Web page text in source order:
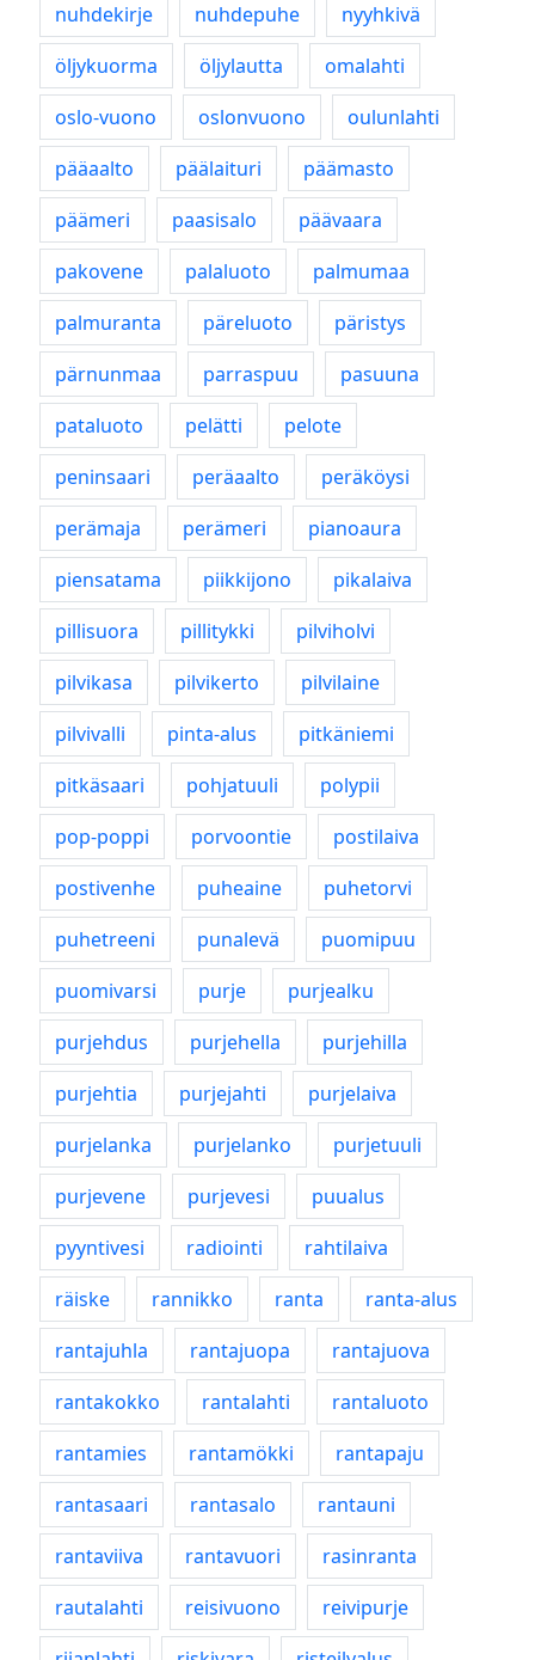
nuhdekirje
nuhdepuhe
nyyhkivä
öljykuorma
öljylautta
omalahti
oslo-vuono
oslonvuono
oulunlahti
pääaalto
päälaituri
päämasto
päämeri
paasisalo
päävaara
pakovene
palaluoto
palmumaa
palmuranta
päreluoto
päristys
pärnunmaa
parraspuu
pasuuna
pataluoto
pelätti
pelote
peninsaari
peräaalto
peräköysi
perämaja
perämeri
pianoaura
piensatama
piikkijono
pikalaiva
pillisuora
pillitykki
pilviholvi
pilvikasa
pilvikerto
pilvilaine
pilvivalli
pinta-alus
pitkäniemi
pitkäsaari
pohjatuuli
polypii
pop-poppi
porvoontie
postilaiva
postivenhe
puheaine
puhetorvi
puhetreeni
punalevä
puomipuu
puomivarsi
purje
purjealku
purjehdus
purjehella
purjehilla
purjehtia
purjejahti
purjelaiva
purjelanka
purjelanko
purjetuuli
purjevene
purjevesi
puualus
pyyntivesi
radiointi
rahtilaiva
räiske
rannikko ranta
ranta-alus
rantajuhla
rantajuopa
rantajuova
rantakokko
rantalahti
rantaluoto
rantamies
rantamökki
rantapaju
rantasaari
rantasalo
rantauni
rantaviiva
rantavuori
rasinranta
rautalahti
reisivuono
reivipurje